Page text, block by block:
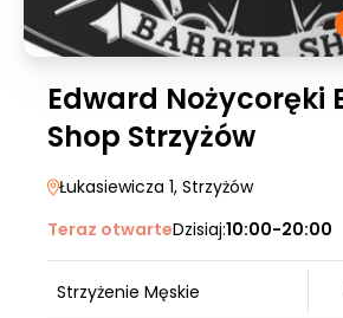
Edward Nożycoręki
Shop Strzyżów
Łukasiewicza 1, Strzyżów
Teraz otwarteDzisiaj:10:00-20:00
Strzyżenie Męskie